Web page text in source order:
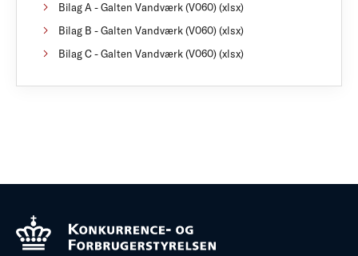
Bilag A - Galten Vandværk (V060) (xlsx)
Bilag B - Galten Vandværk (V060) (xlsx)
Bilag C - Galten Vandværk (V060) (xlsx)